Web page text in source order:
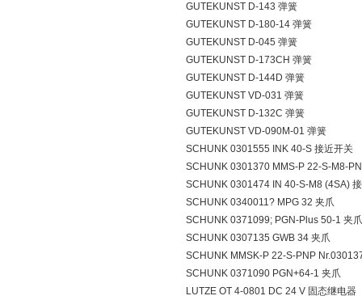
GUTEKUNST D-143 弹簧
GUTEKUNST D-180-14 弹簧
GUTEKUNST D-045 弹簧
GUTEKUNST D-173CH 弹簧
GUTEKUNST D-144D 弹簧
GUTEKUNST VD-031 弹簧
GUTEKUNST D-132C 弹簧
GUTEKUNST VD-090M-01 弹簧
SCHUNK 0301555 INK 40-S 接近开关
SCHUNK 0301370 MMS-P 22-S-M8-
SCHUNK 0301474 IN 40-S-M8 (4SA)
SCHUNK 0340011? MPG 32 夹爪
SCHUNK 0371099; PGN-Plus 50-1 夹爪
SCHUNK 0307135 GWB 34 夹爪
SCHUNK MMSK-P 22-S-PNP
SCHUNK 0371090 PGN+64-1 夹爪
LUTZE OT 4-0801 DC 24 V 固态继电器